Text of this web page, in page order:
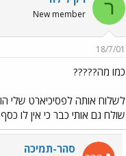
ר New member
18/7/01
כמו מה?????
לשלוח אותה לפסיכיארט שלי
שולח גם אותי כבר כי אין לו
סהר-תמיכה